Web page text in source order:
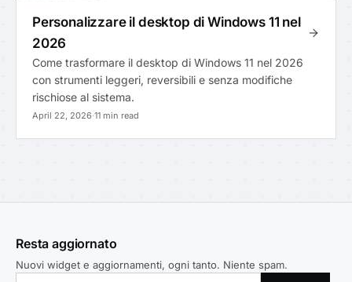
Personalizzare il desktop di Windows 11 nel
2026
Come trasformare il desktop di Windows 11 nel 2026
con strumenti leggeri, reversibili e senza modifiche
rischiose al sistema.
April 22, 2026·11 min read
Resta aggiornato
Nuovi widget e aggiornamenti, ogni tanto. Niente spam.